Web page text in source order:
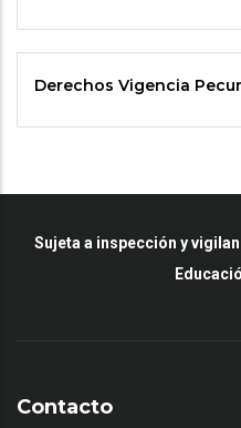
Derechos Vigencia
Sujeta a inspección y
Contacto